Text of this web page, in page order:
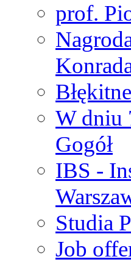
prof.
W dniu
Gogół
IBS -
Studia
Job